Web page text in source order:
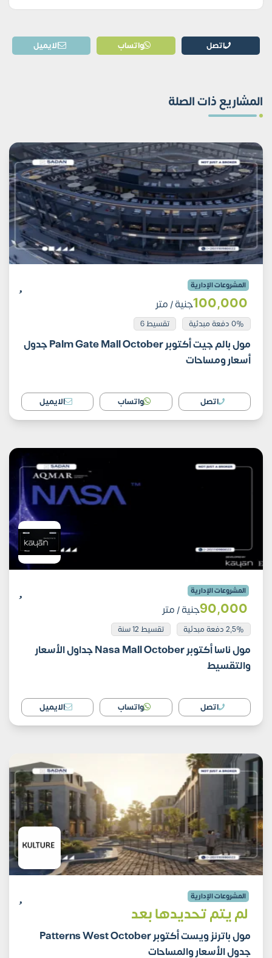
اتصل واتساب الايميل
المشاريع ذات الصلة
المشروعات الإدارية
100٬000جنية/ متر
0% دفعة مبدئية تقسيط 6
مول بالم جيت أكتوبر Palm Gate Mall October جدول
أسعار ومساحات
اتصل واتساب الايميل
المشروعات الإدارية
90٬000جنية/ متر
2,5% دفعة مبدئية تقسيط 12 سنة
مول ناسا أكتوبر Nasa Mall October جداول الأسعار
والتقسيط
اتصل واتساب الايميل
المشروعات الإدارية
لم يتم تحديدها بعد
مول باترنز ويست أكتوبر Patterns West October
جدول الأسعار والمساحات